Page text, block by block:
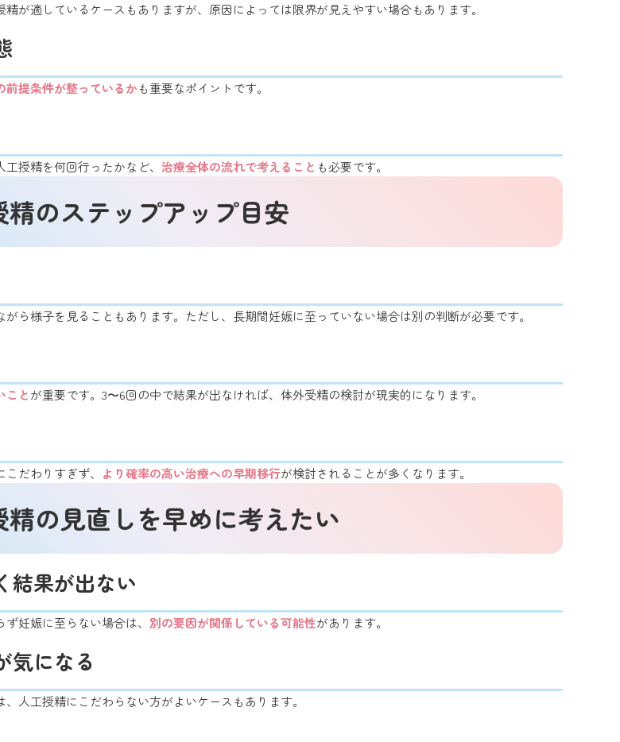
が適しているケースもありますが、原因によっては限界が見えやすい場合もあります。
前提条件が整っているかも重要なポイントです。
授精を何回行ったかなど、 治療全体の流れで考えること も必要です。
のステップアップ目安
ら様子を見ることもあります。ただし、長期間妊娠に至っていない場合は別の判断が必要です。
ことが重要です。3〜6回の中で結果が出なければ、体外受精の検討が現実的になります。
だわりすぎず、 より確率の高い治療への早期移行が検討されることが多くなります。
の見直しを早めに考えたい
結果が出ない
妊娠に至らない場合は、 別の要因が関係している可能性があります。
気になる
人工授精にこだわらない方がよいケースもあります。